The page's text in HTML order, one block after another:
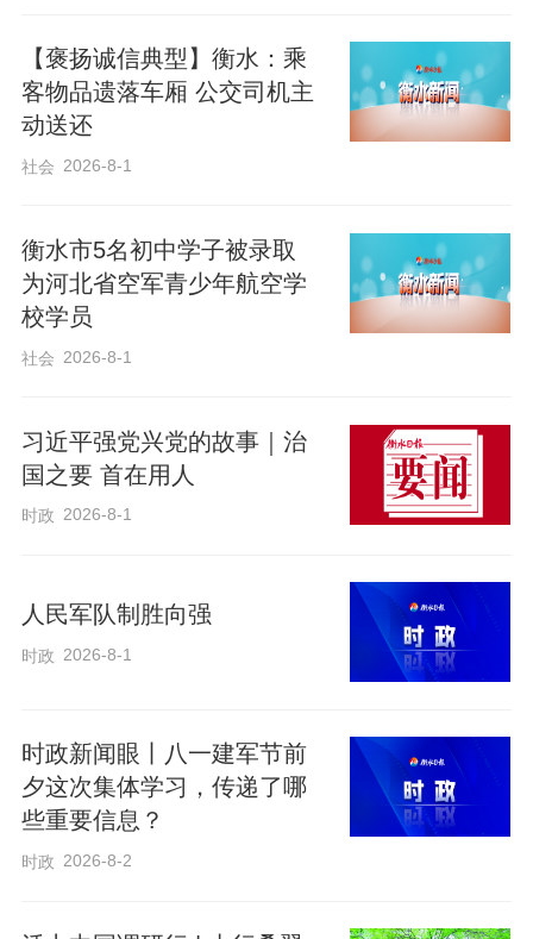
下一步，中华财险衡水中支将总结活动经
验，把防灾减灾宣传教育常态化、长效
障体系，以专业金融力量护航群众安居乐
业、地方经济平稳发展。
作者：宫荣
【褒扬诚信典型】衡水：乘
客物品遗落车厢 公交司机主
动送还
社会 2026-8-1
衡水市5名初中学子被录取
为河北省空军青少年航空学
校学员
社会 2026-8-1
习近平强党兴党的故事｜治
国之要 首在用人
时政 2026-8-1
人民军队制胜向强
时政 2026-8-1
时政新闻眼丨八一建军节前
夕这次集体学习，传递了哪
些重要信息？
时政 2026-8-2